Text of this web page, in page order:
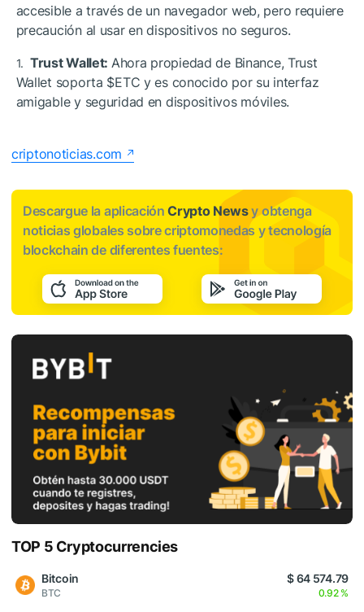
accesible a través de un navegador web, pero requiere
precaución al usar en dispositivos no seguros.
Trust Wallet: Ahora propiedad de Binance, Trust
Wallet soporta $ETC y es conocido por su interfaz
amigable y seguridad en dispositivos móviles.
criptonoticias.com
Descargue la aplicaciónCrypto Newsy obtenga
noticias globales sobre criptomonedas y tecnología
blockchain de diferentes fuentes:
TOP 5 Cryptocurrencies
Bitcoin
BTC
$ 64 574.79
0.92 %